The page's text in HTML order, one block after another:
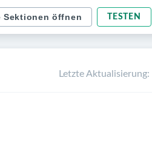
Sektionen öffnen TESTEN
Letzte Aktualisierung: